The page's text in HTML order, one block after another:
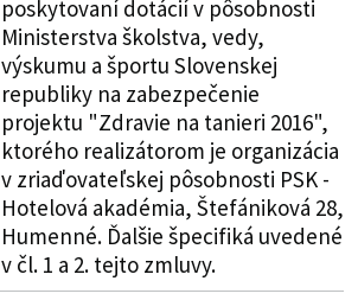
poskytovaní dotácií v pôsobnosti
Ministerstva školstva, vedy,
výskumu a športu Slovenskej
republiky na zabezpečenie
projektu "Zdravie na tanieri 2016",
ktorého realizátorom je organizácia
v zriaďovateľskej pôsobnosti PSK -
Hotelová akadémia, Štefániková 28,
Humenné. Ďalšie špecifiká uvedené
v čl. 1 a 2. tejto zmluvy.